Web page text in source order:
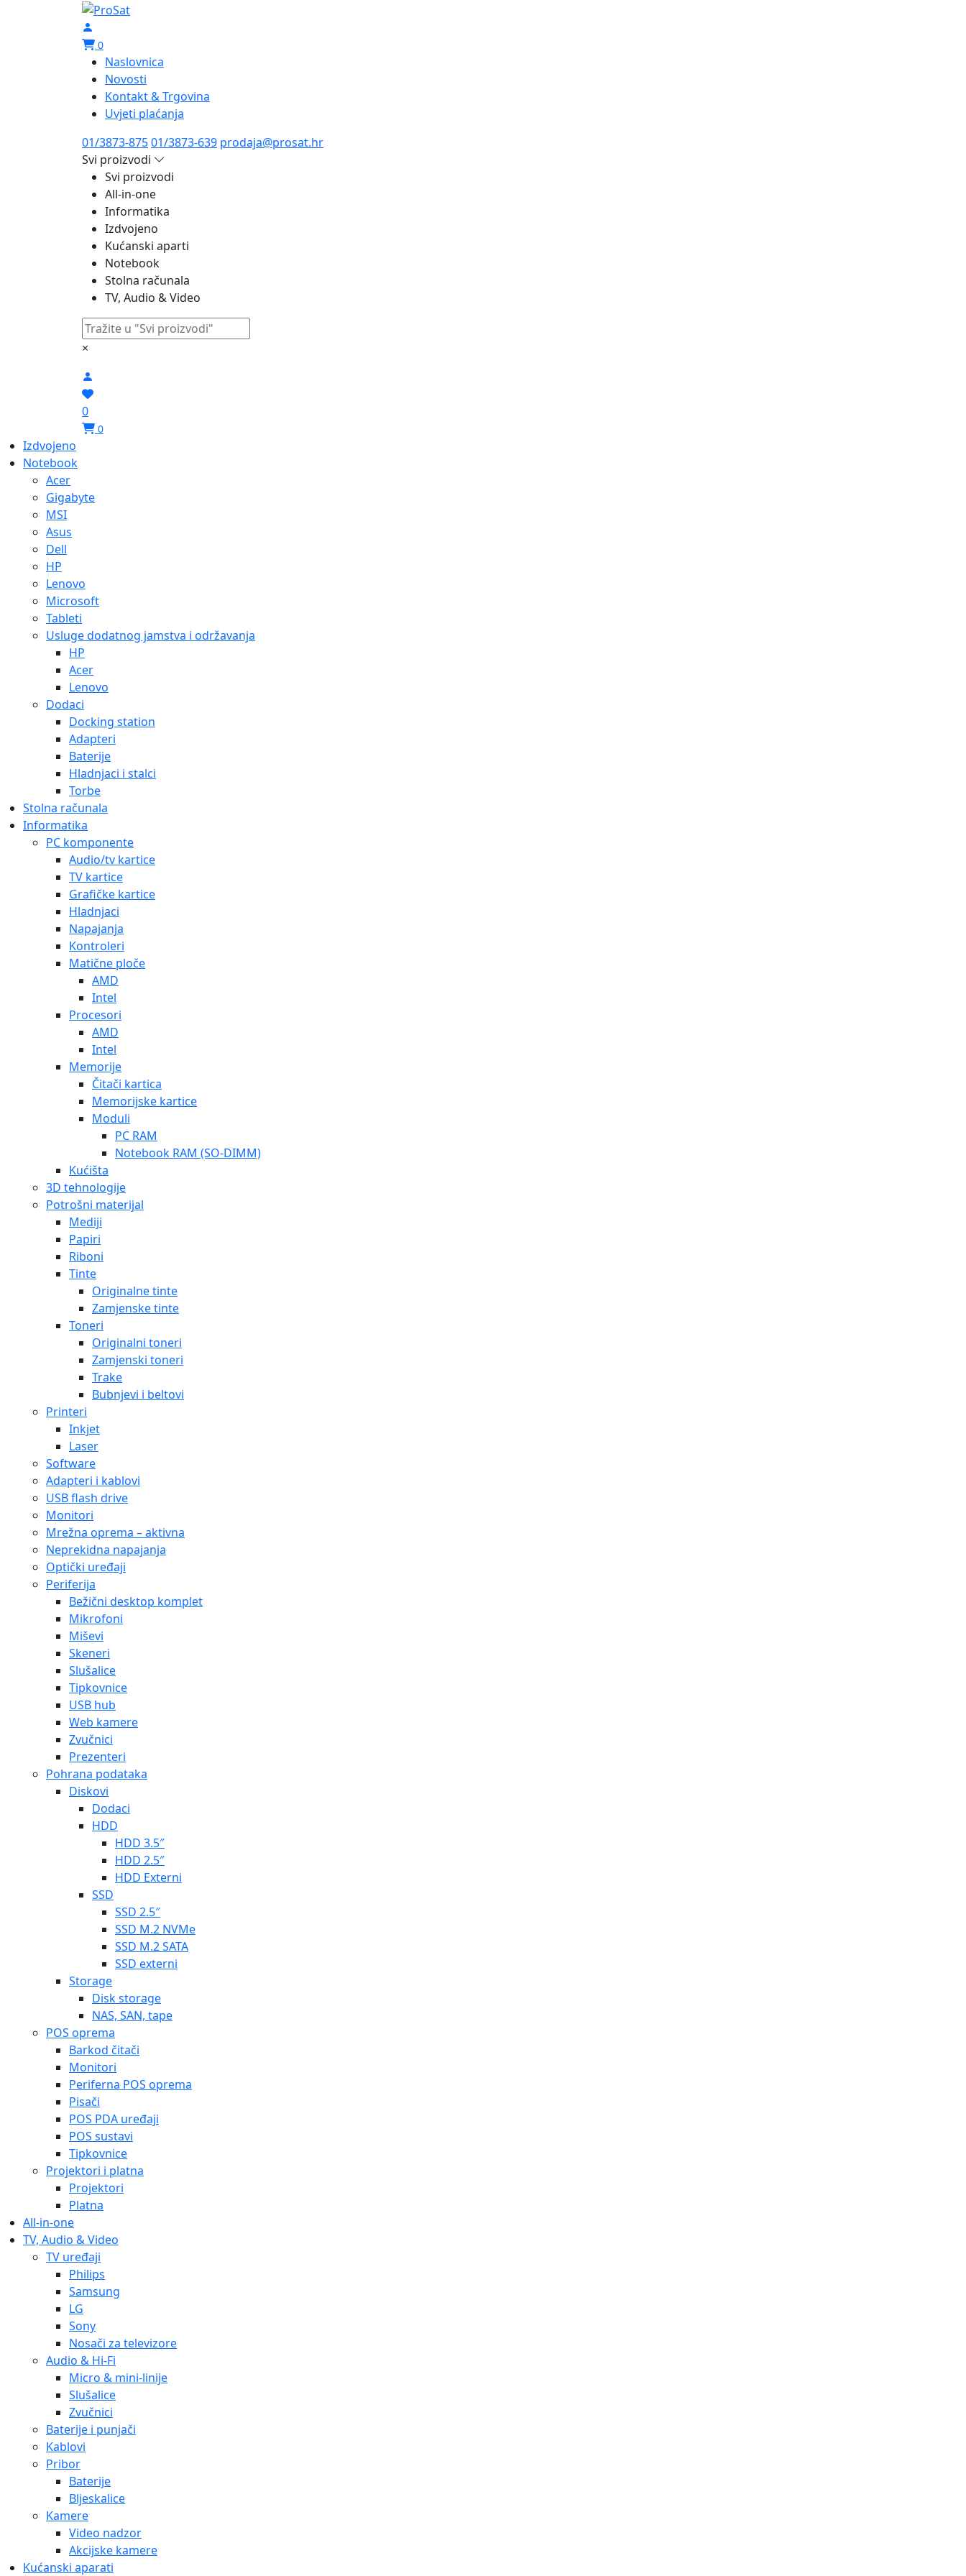
0
Naslovnica
Novosti
Kontakt & Trgovina
Uvjeti plaćanja
01/3873-87501/3873-639 prodaja@prosat.hr
Svi proizvodi
Svi proizvodi
All-in-one
Informatika
Izdvojeno
Kućanski aparti
Notebook
Stolna računala
TV, Audio & Video
×
0
0
Izdvojeno
Notebook
Acer
Gigabyte
MSI
Asus
Dell
HP
Lenovo
Microsoft
Tableti
Usluge dodatnog jamstva i održavanja
HP
Acer
Lenovo
Dodaci
Docking station
Adapteri
Baterije
Hladnjaci i stalci
Torbe
Stolna računala
Informatika
PC komponente
Audio/tv kartice
TV kartice
Grafičke kartice
Hladnjaci
Napajanja
Kontroleri
Matične ploče
AMD
Intel
Procesori
AMD
Intel
Memorije
Čitači kartica
Memorijske kartice
Moduli
PC RAM
Notebook RAM (SO-DIMM)
Kućišta
3D tehnologije
Potrošni materijal
Mediji
Papiri
Riboni
Tinte
Originalne tinte
Zamjenske tinte
Toneri
Originalni toneri
Zamjenski toneri
Trake
Bubnjevi i beltovi
Printeri
Inkjet
Laser
Software
Adapteri i kablovi
USB flash drive
Monitori
Mrežna oprema – aktivna
Neprekidna napajanja
Optički uređaji
Periferija
Bežični desktop komplet
Mikrofoni
Miševi
Skeneri
Slušalice
Tipkovnice
USB hub
Web kamere
Zvučnici
Prezenteri
Pohrana podataka
Diskovi
Dodaci
HDD
HDD 3.5″
HDD 2.5″
HDD Externi
SSD
SSD 2.5″
SSD M.2 NVMe
SSD M.2 SATA
SSD externi
Storage
Disk storage
NAS, SAN, tape
POS oprema
Barkod čitači
Monitori
Periferna POS oprema
Pisači
POS PDA uređaji
POS sustavi
Tipkovnice
Projektori i platna
Projektori
Platna
All-in-one
TV, Audio & Video
TV uređaji
Philips
Samsung
LG
Sony
Nosači za televizore
Audio & Hi-Fi
Micro & mini-linije
Slušalice
Zvučnici
Baterije i punjači
Kablovi
Pribor
Baterije
Bljeskalice
Kamere
Video nadzor
Akcijske kamere
Kućanski aparati